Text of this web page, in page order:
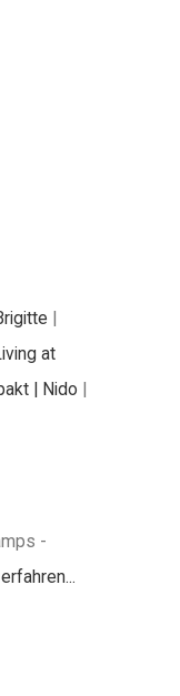
|
at
| Nido |
-